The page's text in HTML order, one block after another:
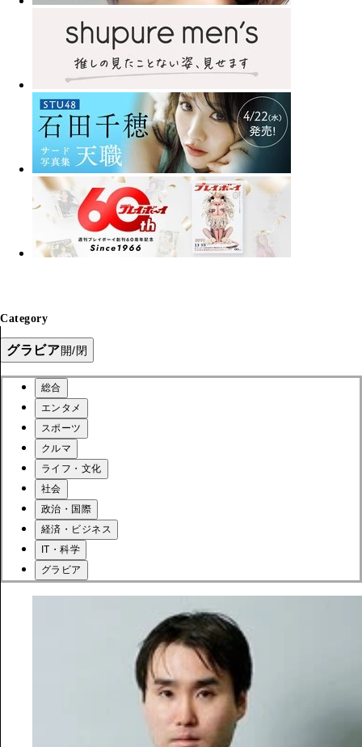
Category
グラビア開/閉
総合
エンタメ
スポーツ
クルマ
ライフ・文化
社会
政治・国際
経済・ビジネス
IT・科学
グラビア